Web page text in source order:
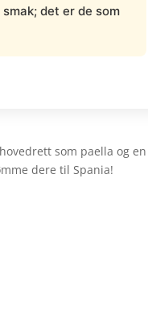
det er de som
som paella og en
dere til Spania!